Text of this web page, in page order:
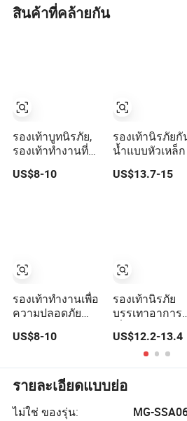
สินค้าที่คล้ายกัน
รองเท้าบูทนิรภัย,
รองเท้าทำงานที่มี
สูง, รองเท้าป้องกัน
US$8-10
รองเท้าทำงานเพื่อ
ความปลอดภัย
ขายส่ง ป้องกัน
แรงงาน
US$8-10
รองเท้านิรภัยกั
น้ำแบบหัวเหล็ก
US$13.7-15
รองเท้านิรภัย
บรรเทาอาการ
แม่เหล็ก เฮง Tuo-
267 10kv ฉนวน
US$12.2-13.4
รายละเอียดแบบย่อ
ไม่ใช่ ของรุ่น:
MG-